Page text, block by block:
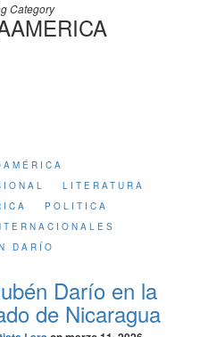
Category
LITERATURA
POLITICA
DARÍO
Darío en la
de Nicaragua